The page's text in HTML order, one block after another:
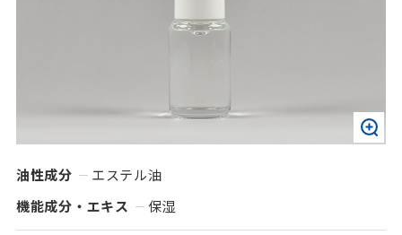
油性成分
エステル油
機能成分・エキス
保湿